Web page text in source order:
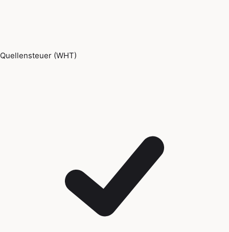
Quellensteuer (WHT)